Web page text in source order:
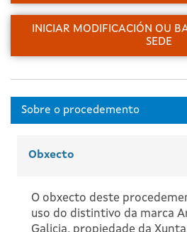
INICIAR MODIFICACIÓN OU
SEDE
Obxecto
O obxecto deste
uso do distintivo da marca
Galicia, propiedade da